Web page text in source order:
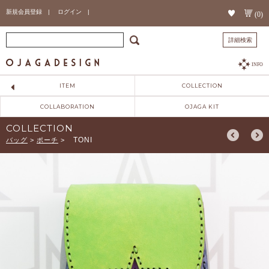
新規会員登録 | ログイン | (0)
詳細検索
INFO
ITEM COLLECTION
COLLABORATION OJAGA KIT
COLLECTION
バッグ > ポーチ > TONI